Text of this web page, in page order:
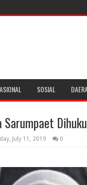
SOSIAL
July 11, 2019 0